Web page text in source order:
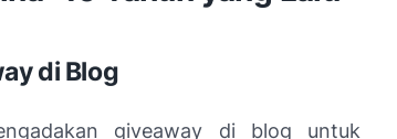
di Blog
giveaway di blog untuk